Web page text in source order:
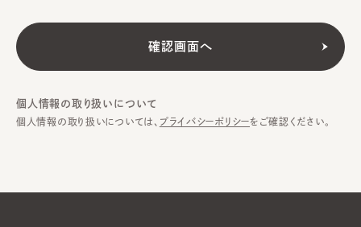
個人情報の取り扱いについて
個人情報の取り扱いについては、 プライバシーポリシーをご確認ください。